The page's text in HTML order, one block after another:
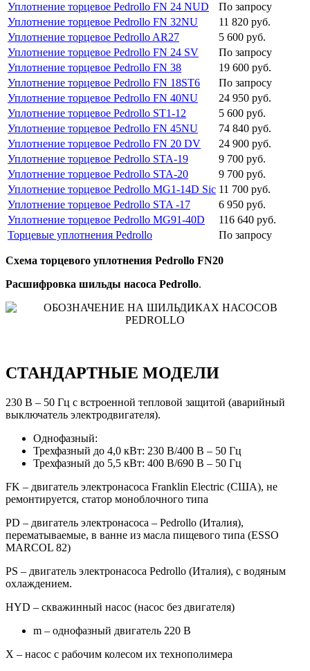
Уплотнение торцевое Pedrollo FN 24 NUD
По запросу
Уплотнение торцевое Pedrollo FN 32NU
11 820 руб.
Уплотнение торцевое Pedrollo AR27
5 600 руб.
Уплотнение торцевое Pedrollo FN 24 SV
По запросу
Уплотнение торцевое Pedrollo FN 38
19 600 руб.
Уплотнение торцевое Pedrollo FN 18ST6
По запросу
Уплотнение торцевое Pedrollo FN 40NU
24 950 руб.
Уплотнение торцевое Pedrollo ST1-12
5 600 руб.
Уплотнение торцевое Pedrollo FN 45NU
74 840 руб.
Уплотнение торцевое Pedrollo FN 20 DV
24 900 руб.
Уплотнение торцевое Pedrollo STA-19
9 700 руб.
Уплотнение торцевое Pedrollo STA-20
9 700 руб.
Уплотнение торцевое Pedrollo MG1-14D Sic 11 700 руб.
Уплотнение торцевое Pedrollo STA -17
6 950 руб.
Уплотнение торцевое Pedrollo MG91-40D
116 640 руб.
Торцевые уплотнения Pedrollo
По запросу
Схема торцевого уплотнения Pedrollo FN20
Расшифровка шильды насоса Pedrollo.
СТАНДАРТНЫЕ МОДЕЛИ
230 В – 50 Гц с встроенной тепловой защитой (аварийный
выключатель электродвигателя).
Однофазный:
Трехфазный до 4,0 кВт: 230 В/400 В – 50 Гц
Трехфазный до 5,5 кВт: 400 В/690 В – 50 Гц
FK – двигатель электронасоса Franklin Electric (США), не
ремонтируется, статор моноблочного типа
PD – двигатель электронасоса – Pedrollo (Италия),
перематываемые, в ванне из масла пищевого типа (ESSO
MARCOL 82)
PS – двигатель электронасоса Pedrollo (Италия), с водяным
охлаждением.
HYD – скважинный насос (насос без двигателя)
m – однофазный двигатель 220 В
Х – насос с рабочим колесом их технополимера